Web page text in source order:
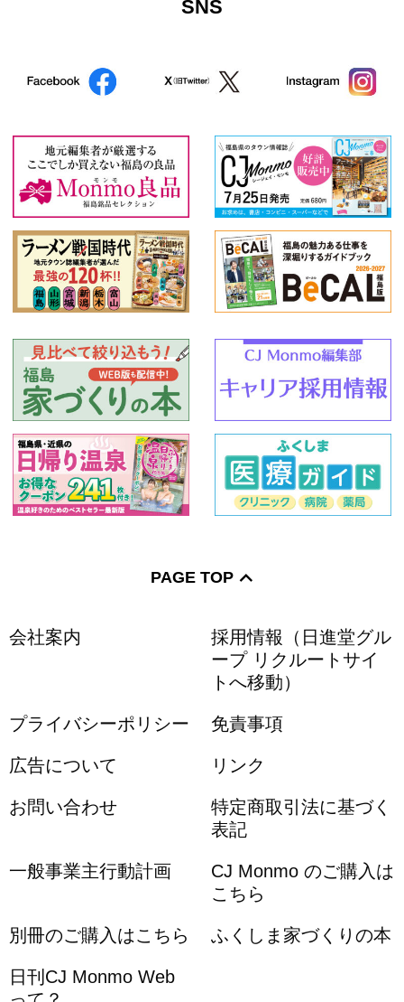
SNS
PAGE TOP
会社案内
採用情報（日進堂グル
ープ リクルートサイ
トへ移動）
プライバシーポリシー 免責事項
広告について リンク
お問い合わせ
特定商取引法に基づく
表記
一般事業主行動計画
CJ Monmo のご購入は
こちら
別冊のご購入はこちら ふくしま家づくりの本
日刊CJ Monmo Web